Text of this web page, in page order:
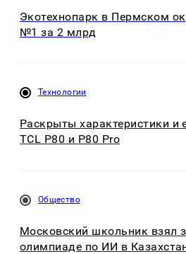
Экотехнопарк в Пермском
№1 за 2 млрд
Технологии
Раскрыты характеристики и
TCL P80 и P80 Pro
Общество
Московский школьник взял
олимпиаде по ИИ в